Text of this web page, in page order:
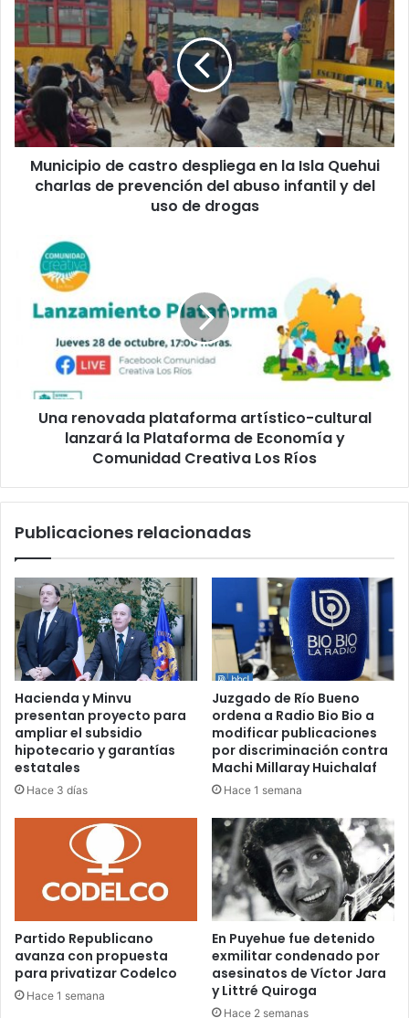
de
castro
despliega
en
la
Isla
Quehui
charlas
prevención
infantil
Municipio de castro despliega en la Isla Quehui
charlas de prevención del abuso infantil y del
uso de drogas
renovada
plataforma
artístico-
cultural
Plataforma
Economía
Los
Una renovada plataforma artístico-cultural
lanzará la Plataforma de Economía y
Comunidad Creativa Los Ríos
Publicaciones relacionadas
Hacienda y Minvu
presentan proyecto para
ampliar el subsidio
hipotecario y garantías
estatales
Hace 3 días
Juzgado de Río Bueno
ordena a Radio Bio Bio a
modificar publicaciones
por discriminación contra
Machi Millaray Huichalaf
Hace 1 semana
Partido Republicano
avanza con propuesta
para privatizar Codelco
Hace 1 semana
En Puyehue fue detenido
exmilitar condenado por
asesinatos de Víctor Jara
y Littré Quiroga
Hace 2 semanas